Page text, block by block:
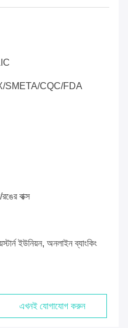
SMETA/CQC/FDA
বাক্স
ইউনিয়ন, অনলাইন ব্যাংকিং
এখনই যোগাযোগ করুন